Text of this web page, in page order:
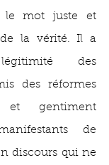
le mot juste et
la vérité. Il a
des
des réformes
et gentiment
de
discours qui ne